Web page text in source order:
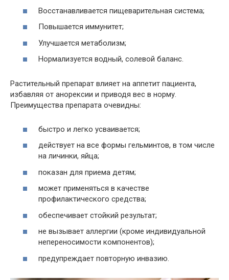
Восстанавливается пищеварительная система;
Повышается иммунитет;
Улучшается метаболизм;
Нормализуется водный, солевой баланс.
Растительный препарат влияет на аппетит пациента,
избавляя от анорексии и приводя вес в норму.
Преимущества препарата очевидны:
быстро и легко усваивается;
действует на все формы гельминтов, в том числе
на личинки, яйца;
показан для приема детям;
может применяться в качестве
профилактического средства;
обеспечивает стойкий результат;
не вызывает аллергии (кроме индивидуальной
непереносимости компонентов);
предупреждает повторную инвазию.